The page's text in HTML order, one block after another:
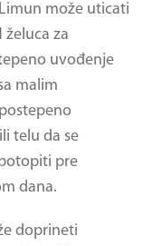
može uticati
za
uvođenje
malim
telu da se
pre
dana.
doprineti